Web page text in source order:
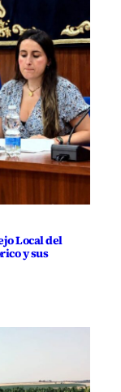
Local del
y sus